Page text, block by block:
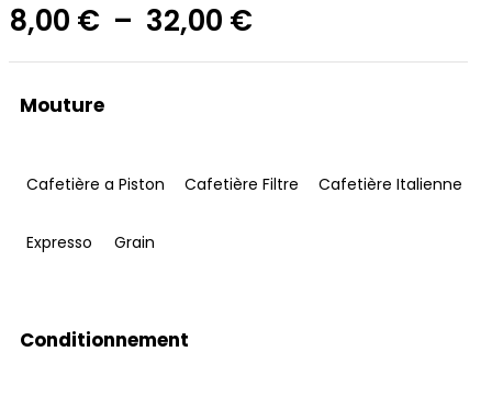
8,00 € – 32,00 €
Mouture
Cafetière a Piston Cafetière Filtre Cafetière Italienne
Expresso Grain
Conditionnement